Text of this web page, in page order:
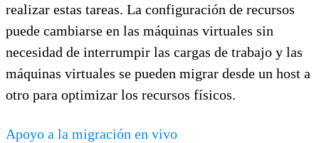
realizar estas tareas. La configuración de recursos
puede cambiarse en las máquinas virtuales sin
necesidad de interrumpir las cargas de trabajo y las
máquinas virtuales se pueden migrar desde un host a
otro para optimizar los recursos físicos.
Apoyo a la migración en vivo